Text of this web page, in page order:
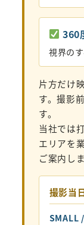
360
視界の
片方だけ
す。撮影
す。
当社では
エリアを
ご案内しま
撮影当
SMALL